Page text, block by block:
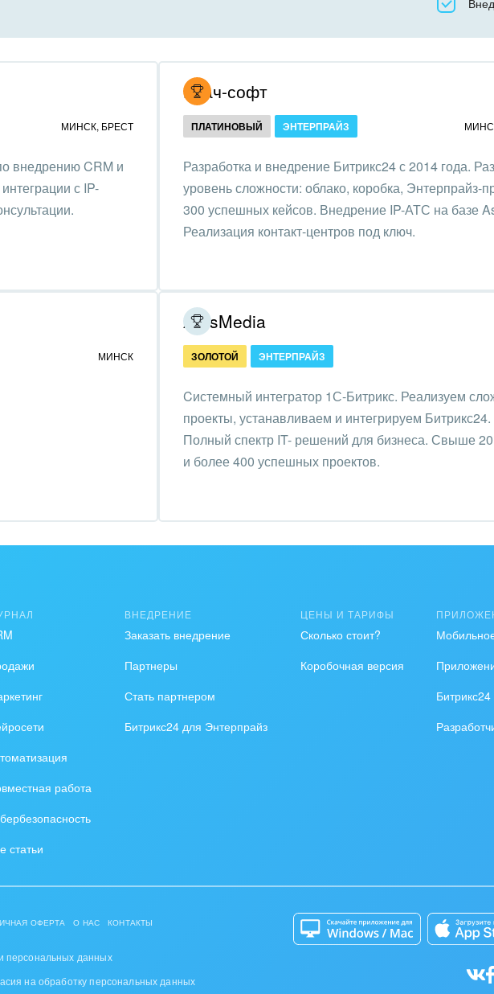
услуги, ЖКХ
пищевая
памятников и
комплексов
бизнес
МИНСК, БРЕСТ
внедрению CRM и
с IP-
Итач-софт
ПЛАТИНОВЫЙ ЭНТЕРПРАЙЗ
Разработка и внедрение Битрикс24 с 2014 года.
уровень сложности: облако, коробка, Энтерпрайз-
300 успешных кейсов. Внедрение IP-АТС на базе
Реализация контакт-центров под ключ.
МИНСК
ArtisMedia
ЗОЛОТОЙ ЭНТЕРПРАЙЗ
Cистемный интегратор 1С-Битрикс. Реализуем
проекты, устанавливаем и интегрируем Битрикс24.
Полный спектр IT- решений для бизнеса. Свыше 20
и более 400 успешных проектов.
работа
статьи
ВНЕДРЕНИЕ
Заказать внедрение
Партнеры
Стать партнером
Битрикс24 для Энтерпрайз
ЦЕНЫ И ТАРИФЫ
Сколько стоит?
Коробочная версия
ОФЕРТА О НАС КОНТАКТЫ
персональных данных
на обработку персональных данных